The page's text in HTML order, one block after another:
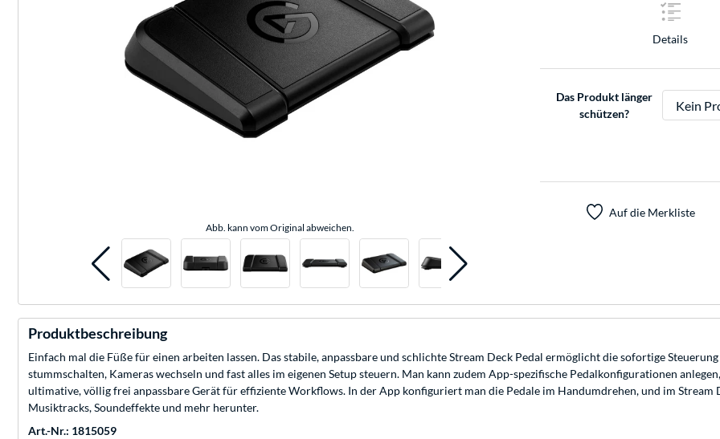
Abb. kann vom Original abweichen.
Details
Das Produkt länger
schützen?
Auf die Merkliste
Produktbeschreibung
Einfach mal die Füße für einen arbeiten lassen. Das stabile, anpassbare und schlichte Stream Deck Pedal ermöglicht die sofortige
stummschalten, Kameras wechseln und fast alles im eigenen Setup steuern. Man kann zudem App-spezifische Pedalkonfigurationen
ultimative, völlig frei anpassbare Gerät für effiziente Workflows. In der App konfiguriert man die Pedale im Handumdrehen, und im Stream
Musiktracks, Soundeffekte und mehr herunter.
Art.-Nr.: 1815059